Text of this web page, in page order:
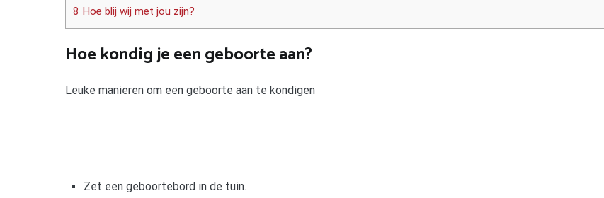
8 Hoe blij wij met jou zijn?
Hoe kondig je een geboorte aan?
Leuke manieren om een geboorte aan te kondigen
Zet een geboortebord in de tuin.